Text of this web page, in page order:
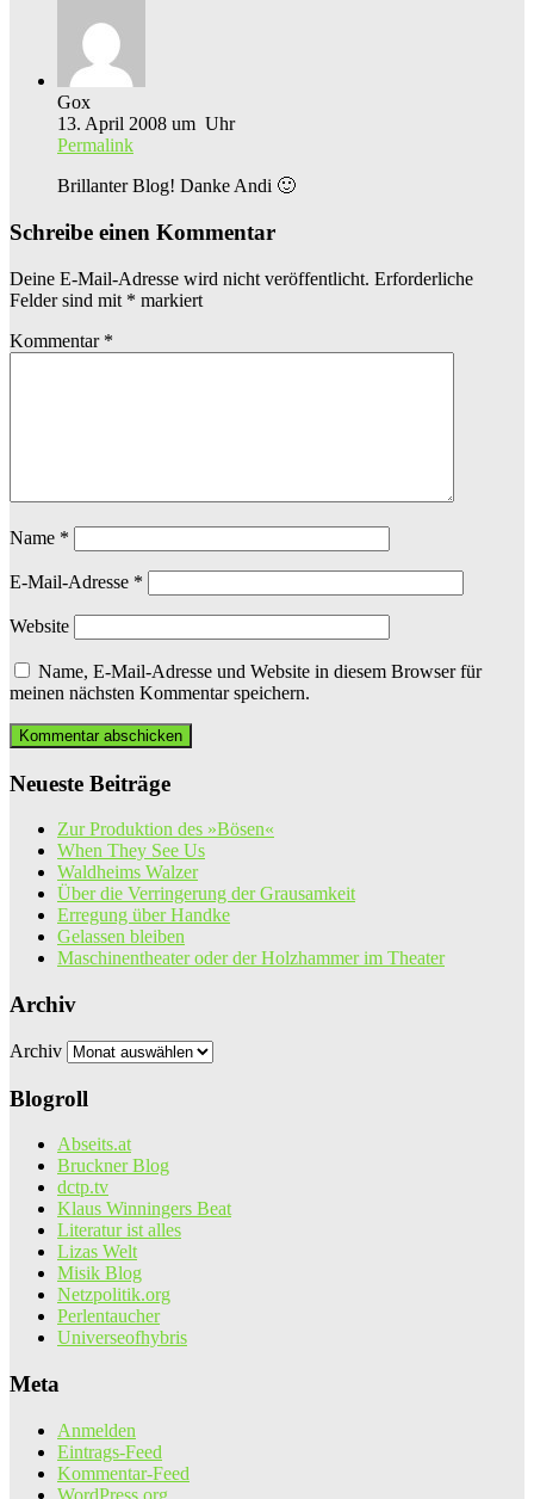
Gox
13. April 2008 um Uhr
Permalink
Brillanter Blog! Danke Andi 🙂
Schreibe einen Kommentar
Deine E-Mail-Adresse wird nicht veröffentlicht. Erforderliche
Felder sind mit * markiert
Kommentar *
Name *
E-Mail-Adresse *
Website
Name, E-Mail-Adresse und Website in diesem Browser für
meinen nächsten Kommentar speichern.
Neueste Beiträge
Zur Produktion des »Bösen«
When They See Us
Waldheims Walzer
Über die Verringerung der Grausamkeit
Erregung über Handke
Gelassen bleiben
Maschinentheater oder der Holzhammer im Theater
Archiv
Archiv
Blogroll
Abseits.at
Bruckner Blog
dctp.tv
Klaus Winningers Beat
Literatur ist alles
Lizas Welt
Misik Blog
Netzpolitik.org
Perlentaucher
Universeofhybris
Meta
Anmelden
Eintrags-Feed
Kommentar-Feed
WordPress.org